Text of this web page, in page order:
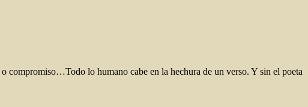
compromiso…Todo lo humano cabe en la hechura de un verso. Y sin el poeta